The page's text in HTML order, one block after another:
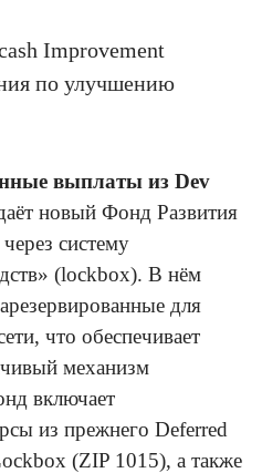
Improvement
по улучшению
выплаты из Dev
новый Фонд Развития
систему
(lockbox). В нём
для
что обеспечивает
механизм
включает
из прежнего Deferred
(ZIP 1015), а также